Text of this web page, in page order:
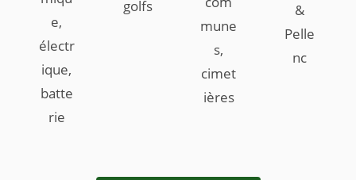
e,
électr
ique,
batte
rie
golfs
mune
s,
cimet
ières
&
Pelle
nc